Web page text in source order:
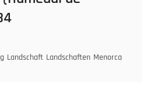
Landschaft Landschaften Menorca